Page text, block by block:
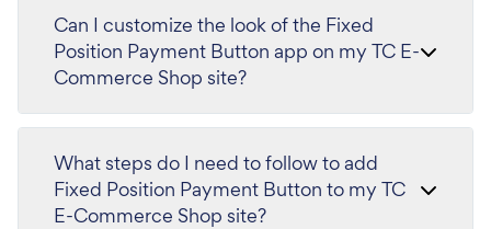
Can I customize the look of the Fixed
Position Payment Button app on my TC E-
Commerce Shop site?
What steps do I need to follow to add
Fixed Position Payment Button to my TC
E-Commerce Shop site?